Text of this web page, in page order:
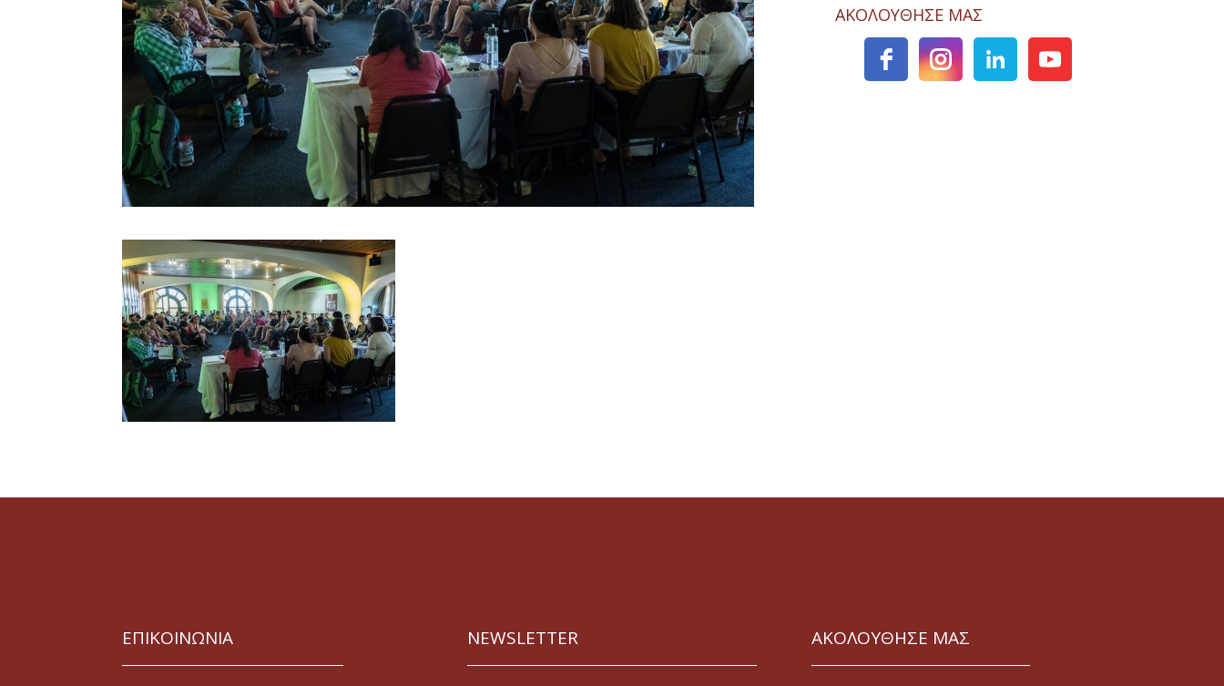
ΑΚΟΛΟΥΘΗΣΕ ΜΑΣ
ΕΠΙΚΟΙΝΩΝΙΑ NEWSLETTER ΑΚΟΛΟΥΘΗΣΕ ΜΑΣ